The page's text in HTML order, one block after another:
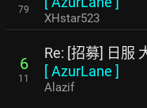
79
XHstar523
6
11
Re: [招募] 日服
[AzurLane ]
Alazif